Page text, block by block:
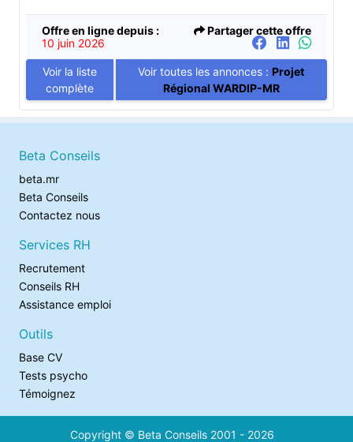
Offre en ligne depuis :
10 juin 2026
Partager cette offre
Voir la liste
complète
Voir toutes les annonces :Projet
Régional WARDIP-MR
Beta Conseils
beta.mr
Beta Conseils
Contactez nous
Services RH
Recrutement
Conseils RH
Assistance emploi
Outils
Base CV
Tests psycho
Témoignez
Copyright © Beta Conseils 2001 - 2026